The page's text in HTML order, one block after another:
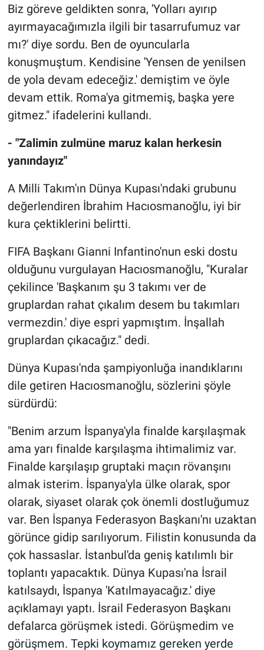
Biz göreve geldikten sonra, 'Yolları ayırıp
ayırmayacağımızla ilgili bir tasarrufumuz var
mı?' diye sordu. Ben de oyuncularla
konuşmuştum. Kendisine 'Yensen de yenilsen
de yola devam edeceğiz.' demiştim ve öyle
devam ettik. Roma'ya gitmemiş, başka yere
gitmez." ifadelerini kullandı.
- "Zalimin zulmüne maruz kalan herkesin
yanındayız"
A Milli Takım'ın Dünya Kupası'ndaki grubunu
değerlendiren İbrahim Hacıosmanoğlu, iyi bir
kura çektiklerini belirtti.
FIFA Başkanı Gianni Infantino'nun eski dostu
olduğunu vurgulayan Hacıosmanoğlu, "Kuralar
çekilince 'Başkanım şu 3 takımı ver de
gruplardan rahat çıkalım desem bu takımları
vermezdin.' diye espri yapmıştım. İnşallah
gruplardan çıkacağız." dedi.
Dünya Kupası'nda şampiyonluğa inandıklarını
dile getiren Hacıosmanoğlu, sözlerini şöyle
sürdürdü:
"Benim arzum İspanya'yla finalde karşılaşmak
ama yarı finalde karşılaşma ihtimalimiz var.
Finalde karşılaşıp gruptaki maçın rövanşını
almak isterim. İspanya'yla ülke olarak, spor
olarak, siyaset olarak çok önemli dostluğumuz
var. Ben İspanya Federasyon Başkanı'nı uzaktan
görünce gidip sarılıyorum. Filistin konusunda da
çok hassaslar. İstanbul'da geniş katılımlı bir
toplantı yapacaktık. Dünya Kupası'na İsrail
katılsaydı, İspanya 'Katılmayacağız.' diye
açıklamayı yaptı. İsrail Federasyon Başkanı
defalarca görüşmek istedi. Görüşmedim ve
görüşmem. Tepki koymamız gereken yerde